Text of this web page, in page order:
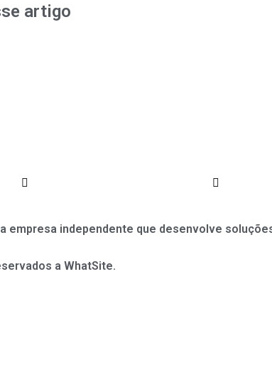
artigo
empresa independente que desenvolve
a WhatSite.